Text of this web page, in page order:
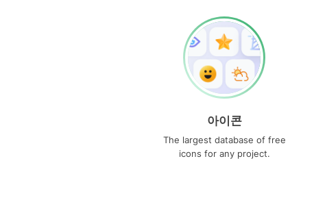
아이콘
The largest database of free
icons for any project.